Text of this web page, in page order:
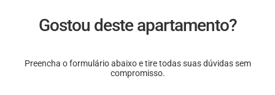
Gostou deste apartamento?
Preencha o formulário abaixo e tire todas suas dúvidas sem
compromisso.